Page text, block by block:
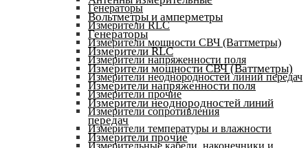
Генераторы
Измерители RLC
Измерители мощности СВЧ (Ваттметры)
Измерители напряженности поля
Измерители неоднородностей линий передач
Измерители прочие
Измерители сопротивления
Измерители температуры и влажности
Измерительные кабели, наконечники и
Вольтметры и амперметры
Генераторы
Измерители RLC
Измерители мощности СВЧ (Ваттметры)
Измерители напряженности поля
Измерители неоднородностей линий
передач
Измерители прочие